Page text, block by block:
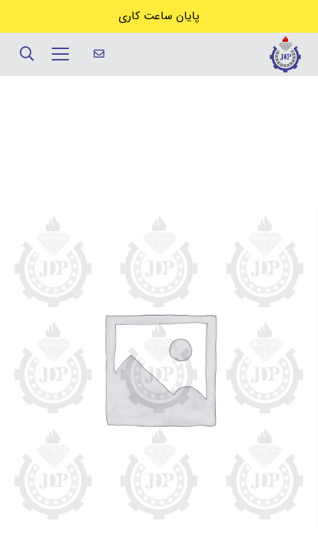
پایان ساعت کاری